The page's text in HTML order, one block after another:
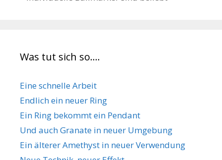
Was tut sich so….
Eine schnelle Arbeit
Endlich ein neuer Ring
Ein Ring bekommt ein Pendant
Und auch Granate in neuer Umgebung
Ein älterer Amethyst in neuer Verwendung